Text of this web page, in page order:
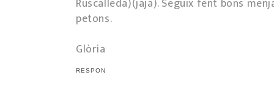
petons.
Glòria
RESPON